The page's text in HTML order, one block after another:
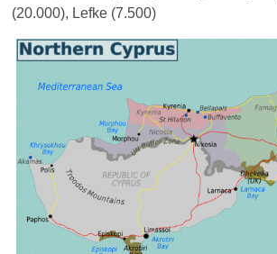
(20.000), Lefke (7.500)